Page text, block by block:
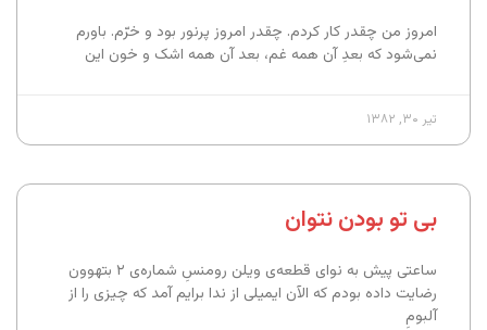
امروز من چقدر کار کردم. چقدر امروز پرنور بود و خرّم. باورم
نمی‌شود که بعدِ آن همه غم، بعد آن همه اشک و خون این
تیر ۳۰, ۱۳۸۲
بی تو بودن نتوان
ساعتی پیش به نوای قطعه‌ی ویلن رومنسِ شماره‌ی ۲ بتهوون
رضایت داده بودم که الآن ایمیلی از ندا برایم آمد که چیزی را از
آلبومِ